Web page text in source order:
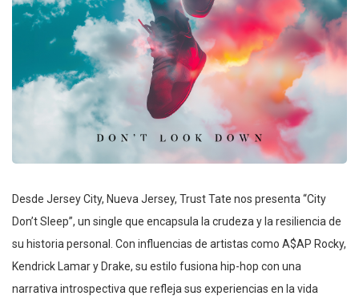
Desde Jersey City, Nueva Jersey, Trust Tate nos presenta “City
Don’t Sleep”, un single que encapsula la crudeza y la resiliencia de
su historia personal. Con influencias de artistas como A$AP Rocky,
Kendrick Lamar y Drake, su estilo fusiona hip-hop con una
narrativa introspectiva que refleja sus experiencias en la vida